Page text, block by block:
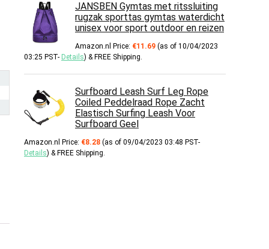
JANSBEN Gymtas met ritssluiting
rugzak sporttas gymtas waterdicht
unisex voor sport outdoor en reizen
Amazon.nl Price: €11.69 (as of 10/04/2023
03:25 PST- Details) & FREE Shipping.
Surfboard Leash Surf Leg Rope
Coiled Peddelraad Rope Zacht
Elastisch Surfing Leash Voor
Surfboard Geel
Amazon.nl Price: €8.28 (as of 09/04/2023 03:48 PST-
Details) & FREE Shipping.